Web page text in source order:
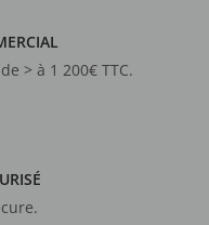
> à 1 200€ TTC.